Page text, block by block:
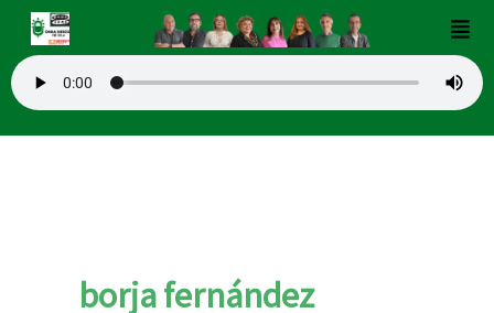
contenido
borja fernández
Buscar
por: